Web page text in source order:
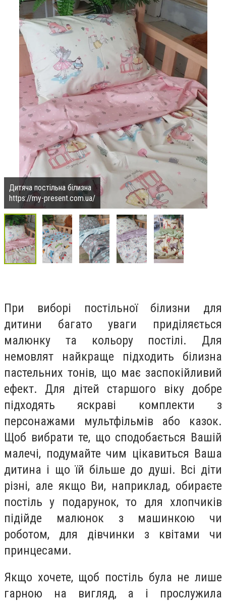
Дитяча постільна білизна
https://my-present.com.ua/
При виборі постільної білизни для
дитини багато уваги приділяється
малюнку та кольору постілі. Для
немовлят найкраще підходить білизна
пастельних тонів, що має заспокійливий
ефект. Для дітей старшого віку добре
підходять яскраві комплекти з
персонажами мультфільмів або казок.
Щоб вибрати те, що сподобається Вашій
малечі, подумайте чим цікавиться Ваша
дитина і що їй більше до душі. Всі діти
різні, але якщо Ви, наприклад, обираєте
постіль у подарунок, то для хлопчиків
підійде малюнок з машинкою чи
роботом, для дівчинки з квітами чи
принцесами.
Якщо хочете, щоб постіль була не лише
гарною на вигляд, а і прослужила